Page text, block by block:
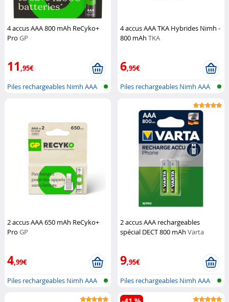
4 accus AAA 800 mAh ReCyko+
Pro GP
11,95€
Piles rechargeables Nimh AAA
4 accus AAA TKA Hybrides Nimh -
800 mAhTKA
6,95€
Piles rechargeables Nimh AAA
2 accus AAA 650 mAh ReCyko+
Pro GP
4,99€
Piles rechargeables Nimh AAA
2 accus AAA rechargeables
spécial DECT 800 mAhVarta
9,95€
Piles rechargeables Nimh AAA